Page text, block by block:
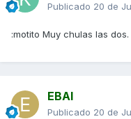
Publicado 20 de
:motito Muy chulas las dos.
EBAI
Publicado 20 de